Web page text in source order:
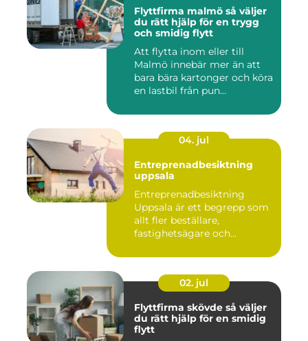
Flyttfirma malmö så väljer
du rätt hjälp för en trygg
och smidig flytt
Att flytta inom eller till
Malmö innebär mer än att
bara bära kartonger och köra
en lastbil från pun...
04. jul
Entreprenadbesiktning
uppsala
Entreprenadbesiktning
Uppsala är ett begrepp som
allt fler beställare,
fastighetsägare och
02. jul
Flyttfirma skövde så väljer
du rätt hjälp för en smidig
flytt